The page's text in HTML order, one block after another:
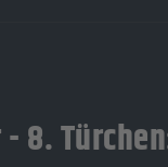
- 8.